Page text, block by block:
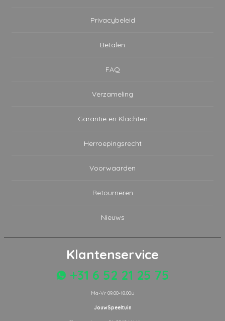
Privacybeleid
Betalen
FAQ
Verzameling
Garantie en Klachten
Herroepingsrecht
Voorwaarden
Retourneren
Nieuws
Klantenservice
+31 6 52 21 25 75
Ma-Vr 09.00-18.00u
JouwSpeeltuin